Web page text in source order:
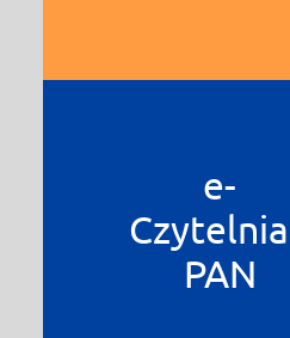
e-
Czytelnia
PAN